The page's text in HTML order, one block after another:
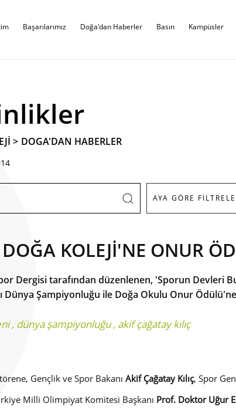
Başarılarımız Doğa'dan Haberler Basın Kampüsler
> DOGA'DAN HABERLER
KOLEJİ'NE ONUR
Dergisi tarafından düzenlenen, 'Sporun Devleri
Dünya Şampiyonluğu ile Doğa Okulu Onur
, dünya şampiyonluğu, akif çağatay kılıç
Gençlik ve Spor Bakanı Akif Çağatay Kılıç, Spor
Milli Olimpiyat Komitesi Başkanı Prof. Doktor Uğur